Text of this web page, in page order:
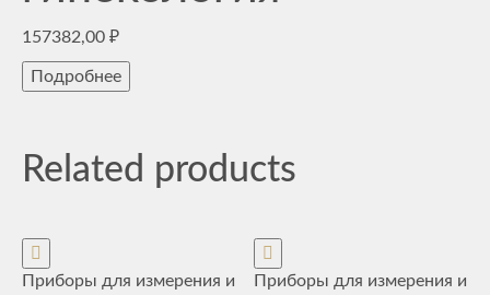
157382,00 ₽
Подробнее
Related products
Приборы для измерения и
Приборы для измерения и